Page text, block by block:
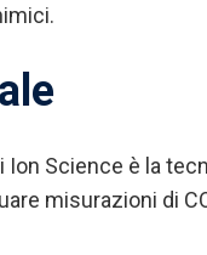
Science è la
misurazioni di